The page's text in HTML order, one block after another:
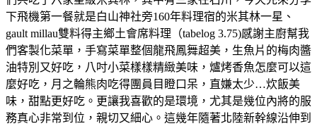
下飛機第一餐就是白山神社旁160年料理宿的米其林一星、
gault millau雙料得主鄉土會席料理（tabelog 3.75)感謝主廚幫我
們客製化菜單，手寫菜單整個龍飛鳳舞超美，生魚片的梅肉醬
油特別又好吃，八吋小菜樣樣精緻美味，爐烤香魚怎麼可以這
麼好吃，月之輪熊肉吃得團員目瞪口呆，直嫌太少…炊飯美
味，甜點更好吃。更讓我喜歡的是環境，尤其是幾位內將的服
務真心非常到位，親切又細心。這幾年隨著北陸新幹線沿伸到